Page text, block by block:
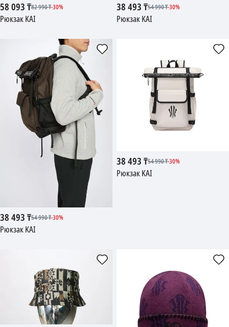
58 093₸82 990₸-30%
Рюкзак KAI
38 493₸54 990₸-30%
Рюкзак KAI
38 493₸54 990₸-30%
Рюкзак KAI
38 493₸54 990₸-30%
Рюкзак KAI